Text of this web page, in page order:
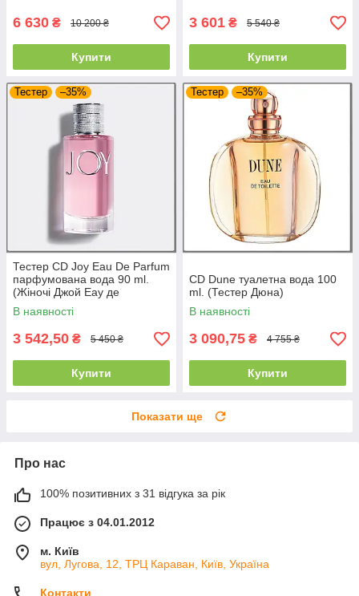
6 630 ₴ 10 200 ₴
Купити
3 601 ₴ 5 540 ₴
Купити
Тестер –35%
Тестер CD Joy Eau De Parfum
парфумована вода 90 ml.
(Жіночі Джой Еау де
Парфум)
В наявності
3 542,50 ₴ 5 450 ₴
Купити
Тестер –35%
CD Dune туалетна вода 100
ml. (Тестер Дюна)
В наявності
3 090,75 ₴ 4 755 ₴
Купити
Показати ще
Про нас
100% позитивних з 31 відгука за рік
Працює з 04.01.2012
м. Київ
вул, Лугова, 12, ТРЦ Караван, Київ, Україна
Контакти